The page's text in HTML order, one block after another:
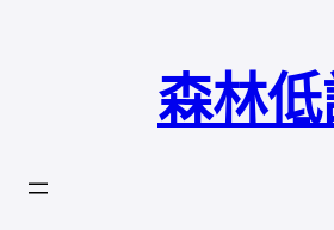
森林